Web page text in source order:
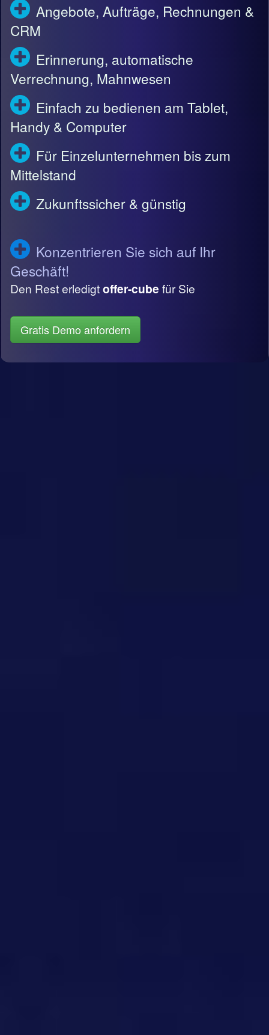
Angebote, Aufträge, Rechnungen &
CRM
Erinnerung, automatische
Verrechnung, Mahnwesen
Einfach zu bedienen am Tablet,
Handy & Computer
Für Einzelunternehmen bis zum
Mittelstand
Zukunftssicher & günstig
Konzentrieren Sie sich auf Ihr
Geschäft!
Den Rest erledigtoffer-cube für Sie
Gratis Demo anfordern